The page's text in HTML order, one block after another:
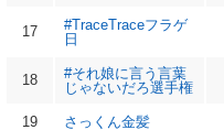
17
#TraceTraceフラゲ
日
18
#それ娘に言う言葉
じゃないだろ選手権
19 さっくん金髪